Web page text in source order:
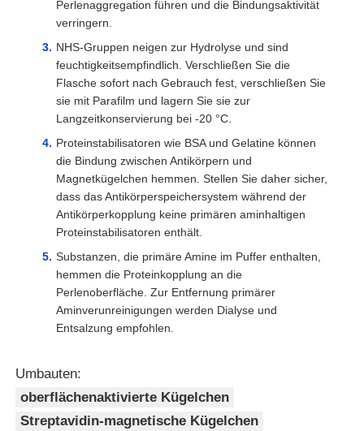
Perlenaggregation führen und die Bindungsaktivität
verringern.
NHS-Gruppen neigen zur Hydrolyse und sind
feuchtigkeitsempfindlich. Verschließen Sie die
Flasche sofort nach Gebrauch fest, verschließen Sie
sie mit Parafilm und lagern Sie sie zur
Langzeitkonservierung bei -20 °C.
Proteinstabilisatoren wie BSA und Gelatine können
die Bindung zwischen Antikörpern und
Magnetkügelchen hemmen. Stellen Sie daher sicher,
dass das Antikörperspeichersystem während der
Antikörperkopplung keine primären aminhaltigen
Proteinstabilisatoren enthält.
Substanzen, die primäre Amine im Puffer enthalten,
hemmen die Proteinkopplung an die
Perlenoberfläche. Zur Entfernung primärer
Aminverunreinigungen werden Dialyse und
Entsalzung empfohlen.
Umbauten:
oberflächenaktivierte Kügelchen
Streptavidin-magnetische Kügelchen